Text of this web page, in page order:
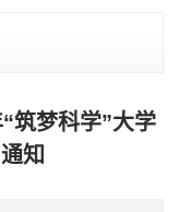
筑梦科学”大学
知